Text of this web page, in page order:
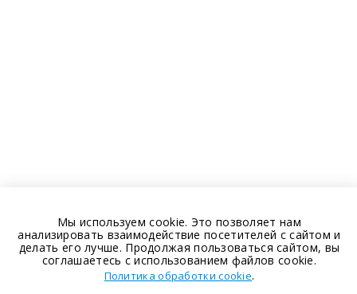
Мы используем cookie. Это позволяет нам
анализировать взаимодействие посетителей с сайтом и
делать его лучше. Продолжая пользоваться сайтом, вы
соглашаетесь с использованием файлов cookie.
Политика обработки cookie.